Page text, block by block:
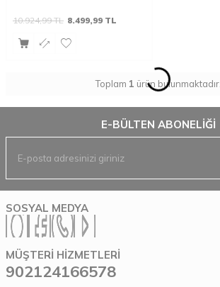
10.924,99TL 8.499,99 TL
Toplam 1 ürün bulunmaktadır.
E-BÜLTEN ABONELIĞI
SOSYAL MEDYA
MÜŞTERI HIZMETLERI
902124166578